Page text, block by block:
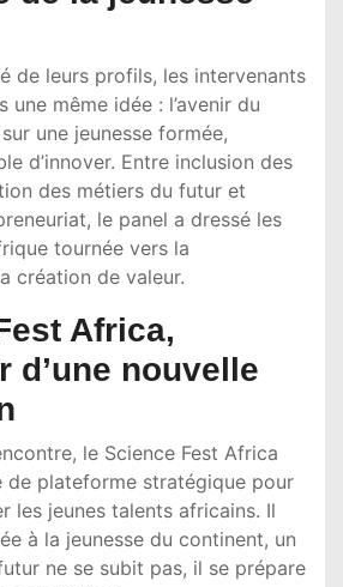
de leurs profils, les intervenants
une même idée : l’avenir du
une jeunesse formée,
d’innover. Entre inclusion des
des métiers du futur et
le panel a dressé les
tournée vers la
création de valeur.
Africa,
d’une nouvelle
le Science Fest Africa
de plateforme stratégique pour
les jeunes talents africains. Il
à la jeunesse du continent, un
ne se subit pas, il se prépare